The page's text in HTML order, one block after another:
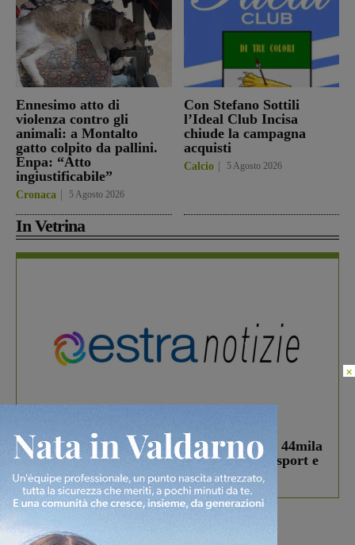
Ennesimo atto di
violenza contro gli
animali: a Montalto
gatto colpito da pallini.
Enpa: “Atto
ingiustificabile”
Cronaca 5 Agosto 2026
Con Stefano Sottili
l’Ideal Club Incisa
chiude la campagna
acquisti
Calcio 5 Agosto 2026
In Vetrina
In vetrina
Estra Notizie agosto: Smart Cities, oltre 44mila
studenti coinvolti, torna il bando per lo sport e
debutta il podcast Estrair
×